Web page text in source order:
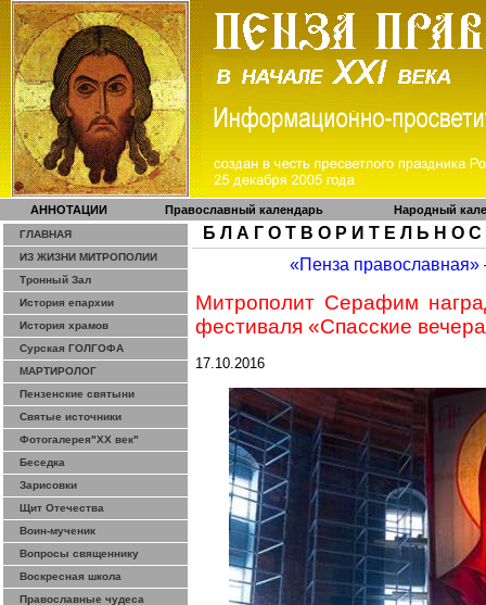
АННОТАЦИИ Православный календарь Народный
ГЛАВНАЯ
ИЗ ЖИЗНИ МИТРОПОЛИИ
Тронный Зал
История епархии
История храмов
Сурская ГОЛГОФА
МАРТИРОЛОГ
Пензенские святыни
Святые источники
Фотогалерея"ХХ век"
Беседка
Зарисовки
Щит Отечества
Воин-мученик
Вопросы священнику
Воскресная школа
Православные чудеса
Б Л А Г О Т В О Р И Т Е Л Ь Н О С
«Пенза православная»
Митрополит Серафим
фестиваля «Спасские
17.10.2016